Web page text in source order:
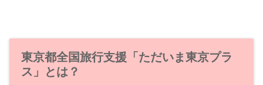
東京都全国旅行支援「ただいま東京プラ
ス」とは？